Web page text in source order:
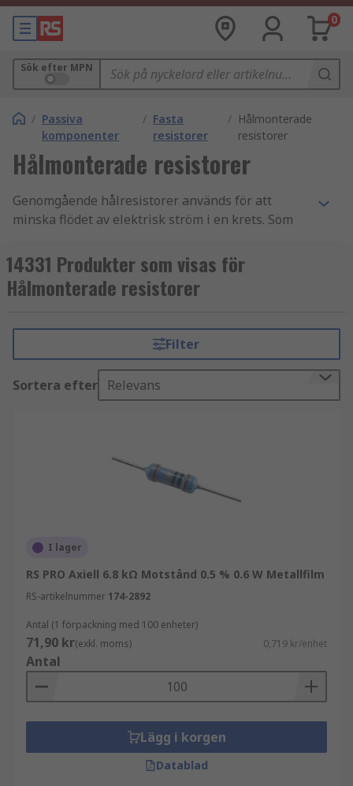
0
Sök efter MPN
/ Passiva
komponenter
/ Fasta
resistorer
/ Hålmonterade
resistorer
Hålmonterade resistorer
Genomgående hålresistorer används för att
minska flödet av elektrisk ström i en krets. Som
(spänningsområdeskompatibilitet), till skillnad
frånvariabla resistorerdär
spänningsområdesvärdena kan justeras.
Genomgående hålresistorer är tillverkade av
metallfilm för allmän användning eller kolfilm för
enheter som kräver hög tolerans. De har långa,
böjliga ledningar som sätts in (antingen
automatiskt eller manuellt) i hål på kretskort.
resistorvärde du behöver för din LED-belysning.
Vad används genomgående hålresistorer
telekommunikations- och medicinteknisk
industri. De är mest lämpade för större kretskort
och prototypprojekt där ingen lödning krävs.
Typer av genomgående hålresistorer
De vanligaste typerna av genomgående
Axiella paket har platta profiler och
14331 Produkter som visas för
Hålmonterade resistorer
Filter
Sortera efter Relevans
I lager
RS PRO Axiell 6.8 kΩ Motstånd 0.5 % 0.6 W Metallfilm
RS-artikelnummer 174-2892
Antal (1 förpackning med 100 enheter)
71,90 kr(exkl. moms) 0,719 kr/enhet
Antal
Lägg i korgen
Datablad